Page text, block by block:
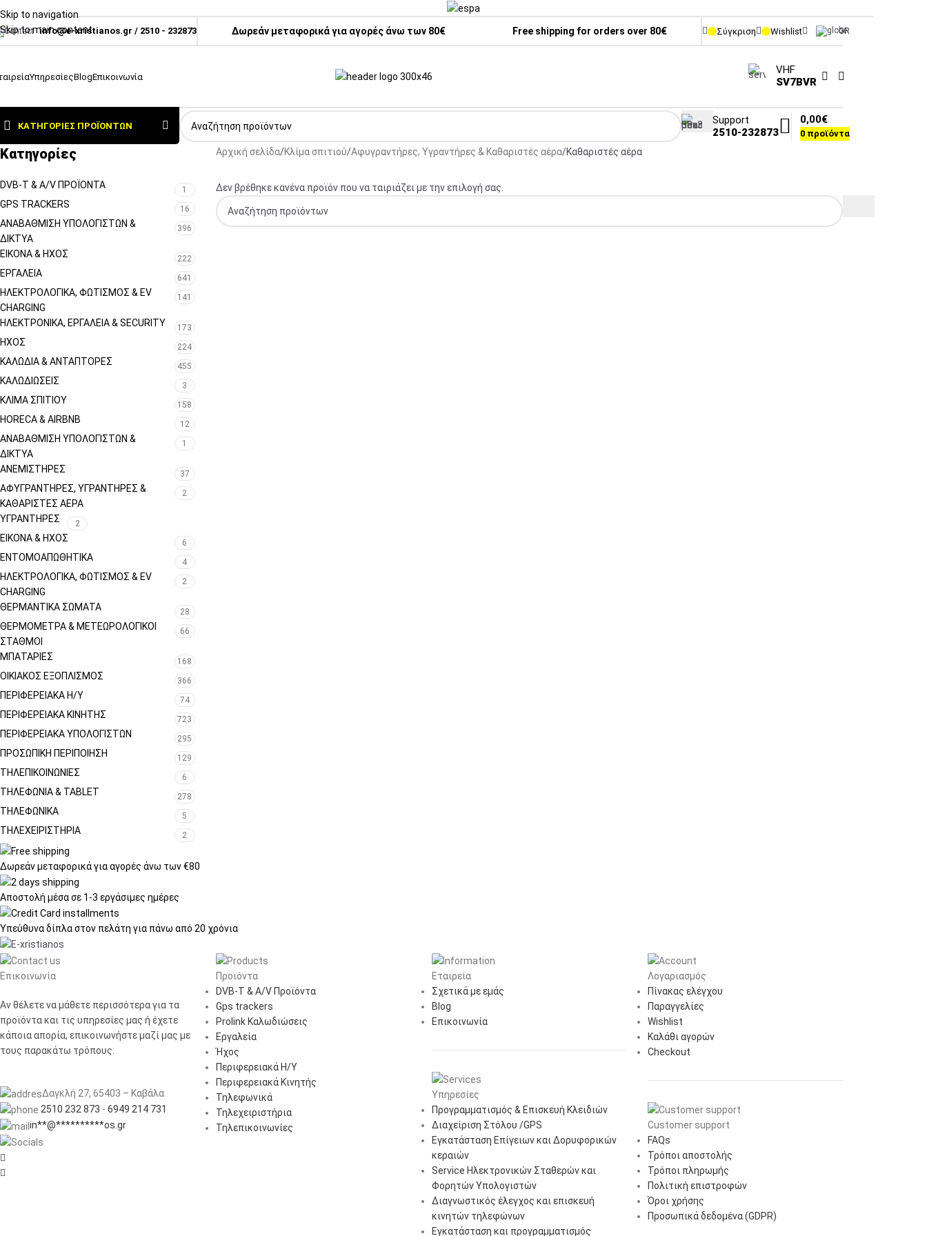
Skip to navigation
Skip to main content
info@e-xristianos.gr / 2510 - 232873 Δωρεάν μεταφορικά για αγορές άνω των 80€ Free shipping for orders over 80€ Σύγκριση Wishlist GR
ΥπηρεσίεςBlogΕπικοινωνία
VHF
SV7BVR
ΚΑΤΗΓΟΡΊΕΣ ΠΡΟΪΌΝΤΩΝ
Support
2510-232873
0 προϊόντα
0,00€
Κατηγορίες
DVB-T & A/V ΠΡΟΪΌΝΤΑ 1
GPS TRACKERS 16
ΑΝΑΒΆΘΜΙΣΗ ΥΠΟΛΟΓΙΣΤΏΝ &
ΔΊΚΤΥΑ
396
ΕΙΚΌΝΑ & ΗΧΟΣ 222
ΕΡΓΑΛΕΊΑ 641
ΗΛΕΚΤΡΟΛΟΓΙΚΆ, ΦΩΤΙΣΜΌΣ & EV
CHARGING
141
ΗΛΕΚΤΡΟΝΙΚΆ, ΕΡΓΑΛΕΊΑ & SECURITY 173
ΉΧΟΣ 224
ΚΑΛΏΔΙΑ & ΑΝΤΆΠΤΟΡΕΣ 455
ΚΑΛΩΔΙΏΣΕΙΣ 3
ΚΛΊΜΑ ΣΠΙΤΙΟΎ 158
HORECA & AIRBNB 12
ΑΝΑΒΆΘΜΙΣΗ ΥΠΟΛΟΓΙΣΤΏΝ &
ΔΊΚΤΥΑ
1
ΑΝΕΜΙΣΤΉΡΕΣ 37
ΑΦΥΓΡΑΝΤΉΡΕΣ, ΥΓΡΑΝΤΉΡΕΣ &
ΚΑΘΑΡΙΣΤΈΣ ΑΈΡΑ
2
ΥΓΡΑΝΤΉΡΕΣ 2
ΕΙΚΌΝΑ & ΗΧΟΣ 6
ΕΝΤΟΜΟΑΠΩΘΗΤΙΚΆ 4
ΗΛΕΚΤΡΟΛΟΓΙΚΆ, ΦΩΤΙΣΜΌΣ & EV
CHARGING
2
ΘΕΡΜΑΝΤΙΚΆ ΣΏΜΑΤΑ 28
ΘΕΡΜΌΜΕΤΡΑ & ΜΕΤΕΩΡΟΛΟΓΙΚΟΊ
ΣΤΑΘΜΟΊ
66
ΜΠΑΤΑΡΊΕΣ 168
ΟΙΚΙΑΚΌΣ ΕΞΟΠΛΙΣΜΌΣ 366
ΠΕΡΙΦΕΡΕΙΑΚΑ Η/Υ 74
ΠΕΡΙΦΕΡΕΙΑΚΑ ΚΙΝΗΤΗΣ 723
ΠΕΡΙΦΕΡΕΙΑΚΆ ΥΠΟΛΟΓΙΣΤΏΝ 295
ΠΡΟΣΩΠΙΚΉ ΠΕΡΙΠΟΊΗΣΗ 129
ΤΗΛΕΠΙΚΟΙΝΩΝΊΕΣ 6
ΤΗΛΕΦΩΝΊΑ & TABLET 278
ΤΗΛΕΦΩΝΙΚΑ 5
ΤΗΛΕΧΕΙΡΙΣΤΉΡΙΑ 2
Αρχική σελίδα Κλίμα σπιτιού Αφυγραντήρες, Υγραντήρες & Καθαριστές αέρα Καθαριστές αέρα
Δεν βρέθηκε κανένα προϊόν που να ταιριάζει με την επιλογή σας.
Δωρεάν μεταφορικάγια αγορές άνω των €80
Αποστολή μέσα σε 1-3 εργάσιμες ημέρες
Υπεύθυνα δίπλα στον πελάτη για πάνω από 20 χρόνια
Επικοινωνία
Αν θέλετε να μάθετε περισσότερα για τα
προϊόντα και τις υπηρεσίες μας ή έχετε
κάποια απορία, επικοινωνήστε μαζί μας με
τους παρακάτω τρόπους.
Δαγκλή 27, 65403 – Καβάλα
2510 232 873 - 6949 214 731
in**@**********os.gr


Προϊόντα
DVB-T & A/V Προϊόντα
Gps trackers
Prolink Καλωδιώσεις
Εργαλεία
Ήχος
Περιφερειακά Η/Υ
Περιφερειακά Κινητής
Τηλεφωνικά
Τηλεχειριστήρια
Τηλεπικοινωνίες
Εταιρεία
Σχετικά με εμάς
Blog
Επικοινωνία
Υπηρεσίες
Προγραμματισμός & Επισκευή Κλειδιών
Διαχείριση Στόλου /GPS
Εγκατάσταση Επίγειων και Δορυφορικών
κεραιών
Service Ηλεκτρονικών Σταθερών και
Φορητών Υπολογιστών
Διαγνωστικός έλεγχος και επισκευή
κινητών τηλεφώνων
Εγκατάσταση και προγραμματισμός
Λογαριασμός
Πίνακας ελέγχου
Παραγγελίες
Wishlist
Καλάθι αγορών
Checkout
Customer support
FAQs
Τρόποι αποστολής
Τρόποι πληρωμής
Πολιτική επιστροφών
Όροι χρήσης
Προσωπικά δεδομένα (GDPR)